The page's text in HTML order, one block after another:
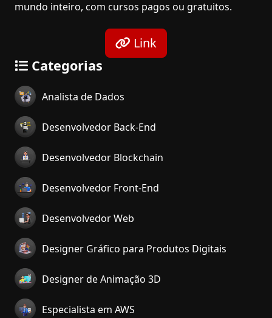
mundo inteiro, com cursos pagos ou gratuitos.
Link
Categorias
Analista de Dados
Desenvolvedor Back-End
Desenvolvedor Blockchain
Desenvolvedor Front-End
Desenvolvedor Web
Designer Gráfico para Produtos Digitais
Designer de Animação 3D
Especialista em AWS